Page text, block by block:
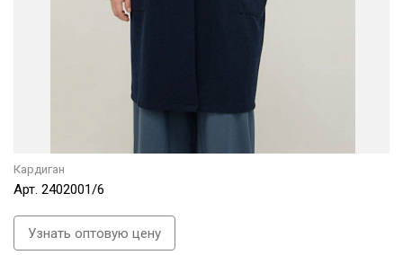
Кардиган
Арт. 2402001/6
Узнать оптовую цену